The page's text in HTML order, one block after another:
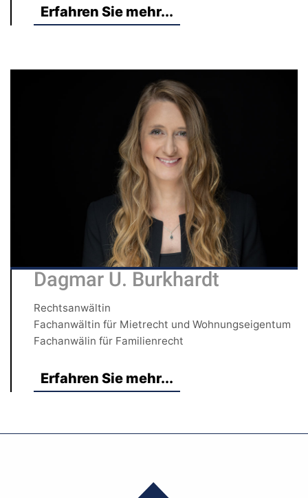
Erfahren Sie mehr...
Dagmar U. Burkhardt
Rechtsanwältin
Fachanwältin für Mietrecht und Wohnungseigentum
Fachanwälin für Familienrecht
Erfahren Sie mehr...